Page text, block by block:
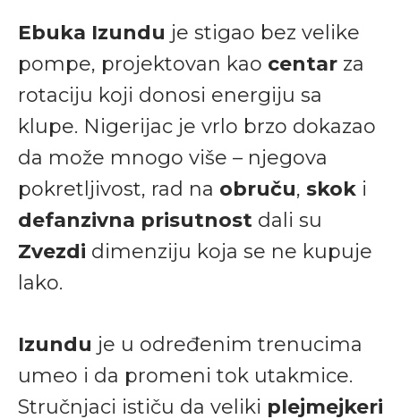
Ebuka Izundu je stigao bez velike
pompe, projektovan kao centar za
rotaciju koji donosi energiju sa
klupe. Nigerijac je vrlo brzo dokazao
da može mnogo više – njegova
pokretljivost, rad na obruču, skok i
defanzivna prisutnost dali su
Zvezdi dimenziju koja se ne kupuje
lako.
Izundu je u određenim trenucima
umeo i da promeni tok utakmice.
Stručnjaci ističu da veliki plejmejkeri